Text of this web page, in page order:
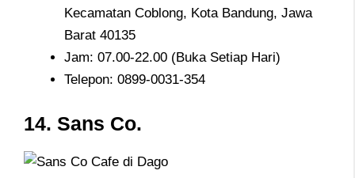
Kecamatan Coblong, Kota Bandung, Jawa
Barat 40135
Jam: 07.00-22.00 (Buka Setiap Hari)
Telepon: 0899-0031-354
14. Sans Co.